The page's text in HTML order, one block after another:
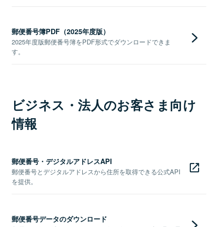
郵便番号簿PDF（2025年度版）
2025年度版郵便番号簿をPDF形式でダウンロードできま
す。
ビジネス・法人のお客さま向け
情報
郵便番号・デジタルアドレスAPI
郵便番号とデジタルアドレスから住所を取得できる公式API
を提供。
郵便番号データのダウンロード